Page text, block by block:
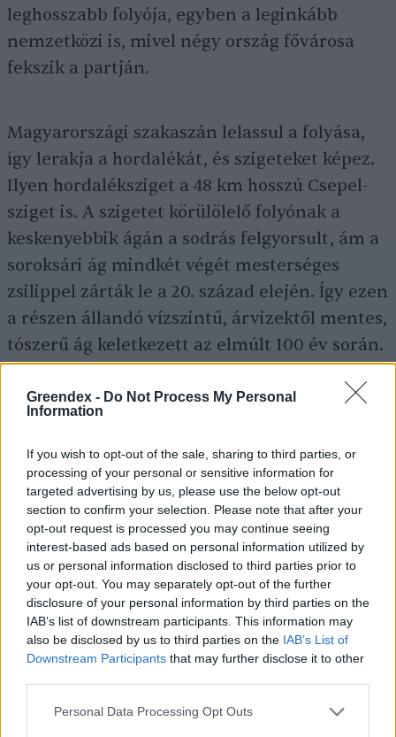
Greendex - Do Not Process My Personal
Information
If you wish to opt-out of the sale, sharing to third parties, or
processing of your personal or sensitive information for
targeted advertising by us, please use the below opt-out
section to confirm your selection. Please note that after your
opt-out request is processed you may continue seeing
interest-based ads based on personal information utilized by
us or personal information disclosed to third parties prior to
your opt-out. You may separately opt-out of the further
disclosure of your personal information by third parties on the
IAB’s list of downstream participants. This information may
also be disclosed by us to third parties on the IAB’s List of
Downstream Participants that may further disclose it to other
Personal Data Processing Opt Outs
leghosszabb folyója, egyben a leginkább
nemzetközi is, mivel négy ország fővárosa
fekszik a partján.
Magyarországi szakaszán lelassul a folyása,
így lerakja a hordalékát, és szigeteket képez.
Ilyen hordaléksziget a 48 km hosszú Csepel-
sziget is. A szigetet körülölelő folyónak a
keskenyebbik ágán a sodrás felgyorsult, ám a
soroksári ág mindkét végét mesterséges
zsilippel zárták le a 20. század elején. Így ezen
a részen állandó vízszintű, árvizektől mentes,
tószerű ág keletkezett az elmúlt 100 év során.
Páratlan természeti közössége alakult ki,
amely számtalan régi halfajtát fogad magába.
marasztalják a folyót.
A soroksári–ráckevei Duna-ág partja népszerű
a lakosság körében. Beépítettsége
meghaladja a Balaton partszakaszáét, ám míg
a Balaton vízfelülete hatalmas, addig a Duna
csak 30–80 méter széles. Úgy tűnik azonban,
hogy az élővilág megszokta az ember
jobban biztonságban érzi magát a szűkösebb,